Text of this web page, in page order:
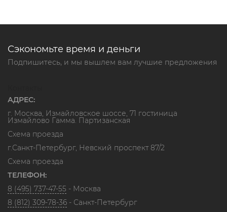
Сэкономьте время и деньги
Подпишитесь, и мы вышлем вам лучшие предложения
АДРЕС:
г. Москва, Измайловское шоссе, 71 гостиница
Измайлово Гамма. Партизанская
Схема проезда
г.Санкт-Петербург, Невский проспект 87/2
Схема проезда
ТЕЛЕФОН:
8 (495) 737-47-55 - Москва
8 (812) 309-78-36 - Санкт-Петербург